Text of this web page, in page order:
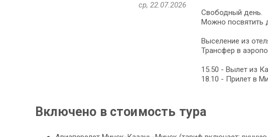
ср, 22.07.2026
Свободный день.
Можно посвятить
Выселение из
Трансфер в
15.50 - Вылет из
18.10 - Прилет в
Включено в стоимость тура